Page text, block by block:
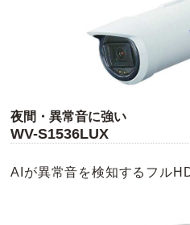
夜間・異常音に強い
WV-S1536LUX
AIが異常音を検知するフル